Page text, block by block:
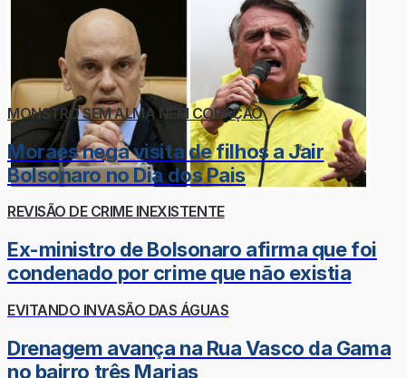
MONSTRO SEM ALMA NEM CORAÇÃO
Moraes nega visita de filhos a Jair
Bolsonaro no Dia dos Pais
REVISÃO DE CRIME INEXISTENTE
Ex-ministro de Bolsonaro afirma que foi
condenado por crime que não existia
EVITANDO INVASÃO DAS ÁGUAS
Drenagem avança na Rua Vasco da Gama
no bairro três Marias